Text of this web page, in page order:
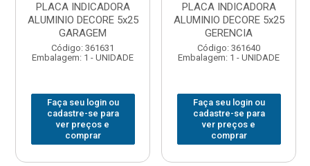
PLACA INDICADORA
ALUMINIO DECORE 5x25
GARAGEM
Código: 361631
Embalagem: 1 - UNIDADE
Faça seu login ou
cadastre-se para
ver preços e
comprar
PLACA INDICADORA
ALUMINIO DECORE 5x25
GERENCIA
Código: 361640
Embalagem: 1 - UNIDADE
Faça seu login ou
cadastre-se para
ver preços e
comprar